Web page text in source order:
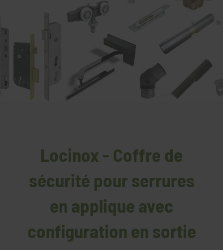
Locinox - Coffre de
sécurité pour serrures
en applique avec
configuration en sortie